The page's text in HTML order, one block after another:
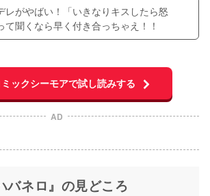
レがやばい！「いきなりキスしたら怒
て聞くなら早く付き合っちゃえ！！
ックシーモアで試し読みする
AD
バネロ』の見どころ